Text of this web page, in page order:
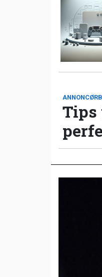
Tips